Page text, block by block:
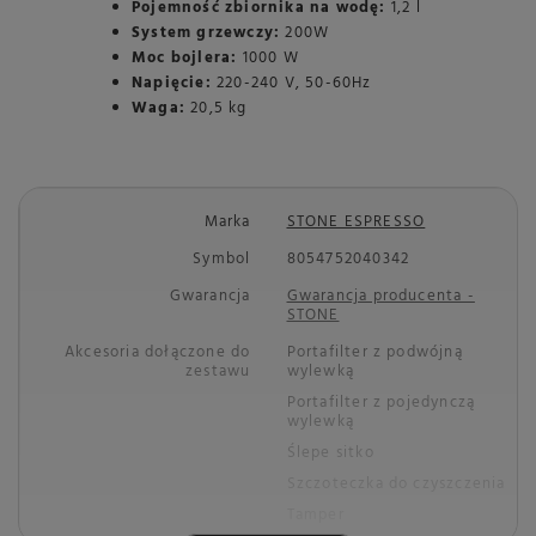
Pojemność zbiornika na wodę: 1,2 l
System grzewczy: 200W
Moc bojlera: 1000 W
Napięcie: 220-240 V, 50-60Hz
Waga: 20,5 kg
Marka
STONE ESPRESSO
Symbol
8054752040342
Gwarancja
Gwarancja producenta -
STONE
Akcesoria dołączone do
zestawu
Portafilter z podwójną
wylewką
Portafilter z pojedynczą
wylewką
Ślepe sitko